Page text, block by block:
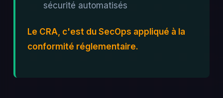
sécurité automatisés
Le CRA, c'est du SecOps appliqué à la
conformité réglementaire.